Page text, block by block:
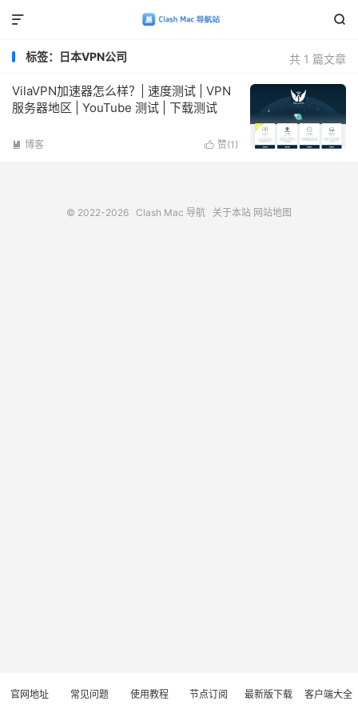


共 1 篇文章
标签：日本VPN公司
VilaVPN加速器怎么样？| 速度测试 | VPN
服务器地区 | YouTube 测试 | 下载测试
 赞(1 )
 博客
© 2022-2026 Clash Mac 导航 关于本站 网站地图
官网地址 常见问题 使用教程 节点订阅 最新版下载 客户端大全